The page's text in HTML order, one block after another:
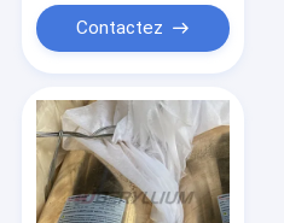
Produits
Vidéos
Contactez